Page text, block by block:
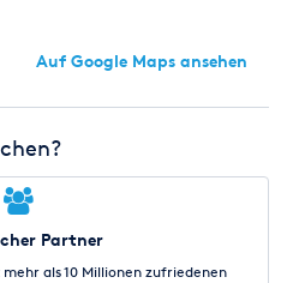
Auf Google Maps ansehen
Partner
als 10 Millionen zufriedenen